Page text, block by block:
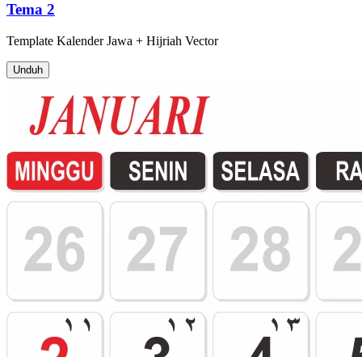
Tema 2
Template Kalender Jawa + Hijriah Vector
Unduh